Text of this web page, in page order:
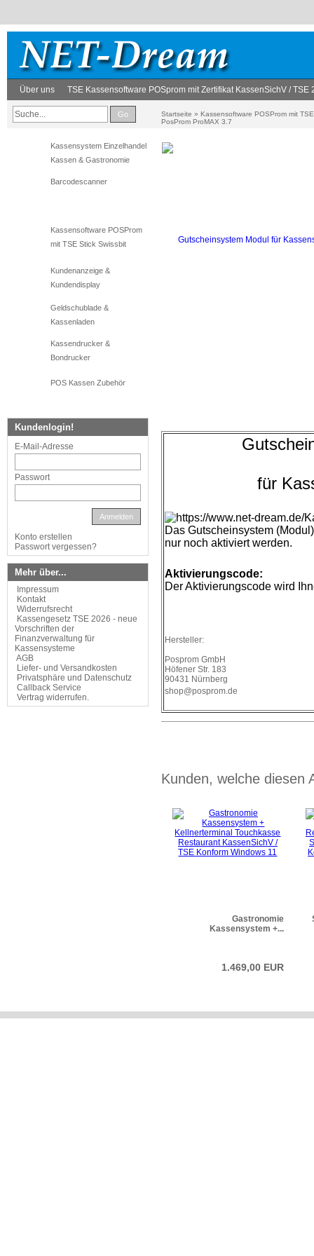
Über uns TSE Kassensoftware POSprom mit Zertifikat KassenSichV / TSE
Go Startseite » Kassensoftware POSProm mit
PosProm ProMAX 3.7
für
Das Gutscheinsystem
nur noch aktiviert werden.
Aktivierungscode:
Der Aktivierungscode wird
Hersteller:
Posprom GmbH
Höfener Str. 183
90431 Nürnberg
shop@posprom.de
Kunden, welche diesen
Gastronomie
Kassensystem +...
1.469,00 EUR
Kassensystem Einzelhandel
Kassen & Gastronomie
Barcodescanner
Kassensoftware POSProm
mit TSE Stick Swissbit
Kundenanzeige &
Kundendisplay
Geldschublade &
Kassenladen
Kassendrucker &
Bondrucker
POS Kassen Zubehör
Kundenlogin!
E-Mail-Adresse
Passwort
Anmelden
Konto erstellen
Passwort vergessen?
Mehr über...
Impressum
Kontakt
Widerrufsrecht
Kassengesetz TSE 2026 - neue
Vorschriften der
Finanzverwaltung für
Kassensysteme
AGB
Liefer- und Versandkosten
Privatsphäre und Datenschutz
Callback Service
Vertrag widerrufen.